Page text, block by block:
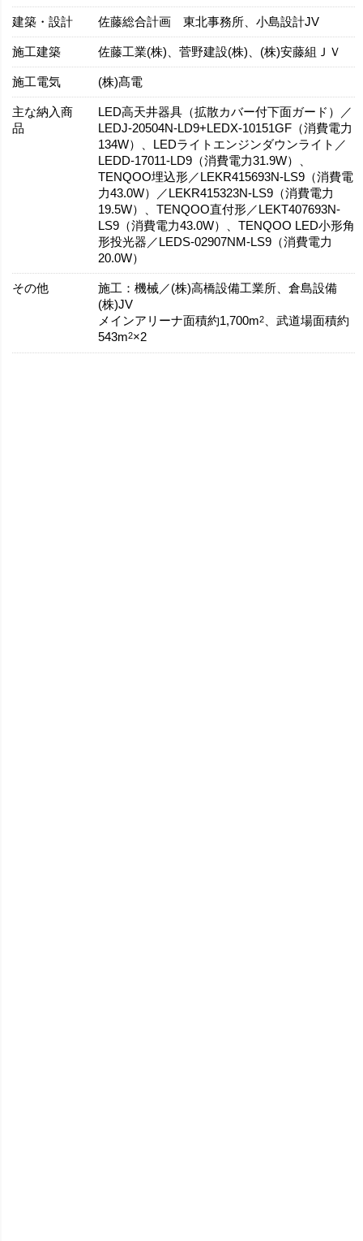
建築・設計 佐藤総合計画 東北事務所、小島設計JV
施工建築 佐藤工業(株)、菅野建設(株)、(株)安藤組ＪＶ
施工電気 (株)髙電
主な納入商
品
LED高天井器具（拡散カバー付下面ガード）／
LEDJ-20504N-LD9+LEDX-10151GF（消費電力
134W）、LEDライトエンジンダウンライト／
LEDD-17011-LD9（消費電力31.9W）、
TENQOO埋込形／LEKR415693N-LS9（消費電
力43.0W）／LEKR415323N-LS9（消費電力
19.5W）、TENQOO直付形／LEKT407693N-
LS9（消費電力43.0W）、TENQOO LED小形角
形投光器／LEDS-02907NM-LS9（消費電力
20.0W）
その他
施工：機械／(株)高橋設備工業所、倉島設備
(株)JV
メインアリーナ面積約1,700m2、武道場面積約
543m2×2